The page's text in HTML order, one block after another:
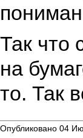
Так что
на
то. Так
Опубликовано 04